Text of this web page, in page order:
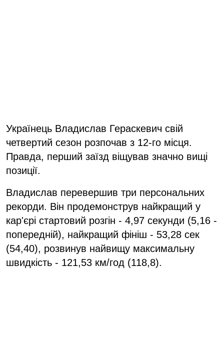
Українець Владислав Гераскевич свій
четвертий сезон розпочав з 12-го місця.
Правда, перший заїзд віщував значно вищі
позиції.
Владислав перевершив три персональних
рекорди. Він продемонструв найкращий у
кар'єрі стартовий розгін - 4,97 секунди (5,16 -
попередній), найкращий фініш - 53,28 сек
(54,40), розвинув найвищу максимальну
швидкість - 121,53 км/год (118,8).